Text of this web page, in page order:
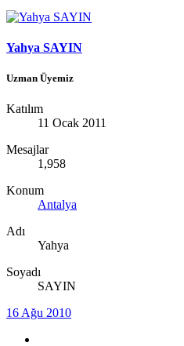
Yahya SAYIN
Uzman Üyemiz
Katılım
11 Ocak 2011
Mesajlar
1,958
Konum
Antalya
Adı
Yahya
Soyadı
SAYIN
16 Ağu 2010